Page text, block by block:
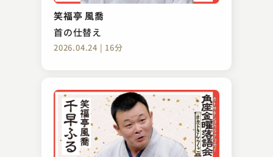
笑福亭 風喬
首の仕替え
2026.04.24 | 16分
真田小僧
2023.05.18 | 16分